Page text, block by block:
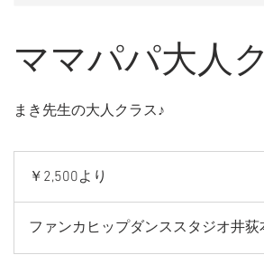
ママパパ大人
まき先生の大人クラス♪
￥2,500より
ファンカヒップダンススタジオ井荻